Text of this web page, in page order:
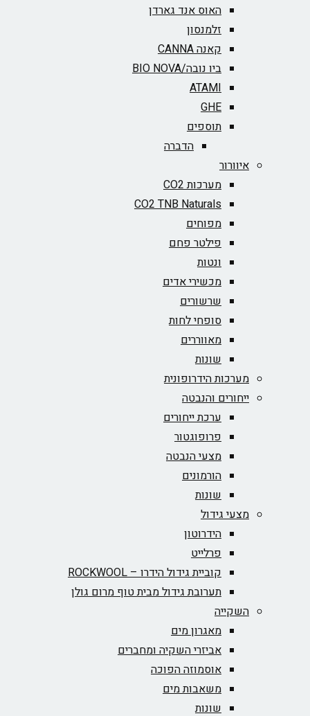
האוס אנד גארדן
זלמנסון
קאנה CANNA
ביו נובה/BIO NOVA‏
ATAMI
GHE
תוספים
הדברה
איוורור
מערכות CO2
CO2 TNB Naturals
מפוחים
פילטר פחם
ונטות
מכשירי אדים
שרשורים
סופחי לחות
מאווררים
שונות
מערכות הידרופונית
ייחורים והנבטה
ערכת ייחורים
פרופוגטור
מצעי הנבטה
הורמונים
שונות
מצעי גידול
הידרוטון
פרלייט
קוביית גידול הידרו – ROCKWOOL‏
תערובת גידול מבית טוף מרום גולן
השקייה
מאגרון מים
אביזרי השקיה ומחברים
אוסמוזה הפוכה
משאבות מים
שונות